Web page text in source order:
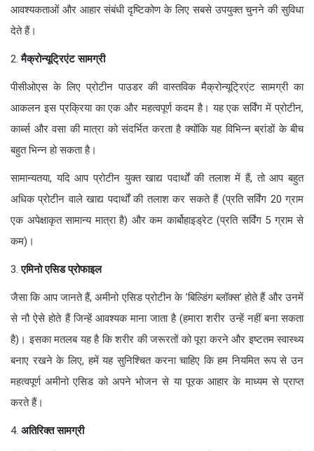
आवश्यकताओं और आहार संबंधी दृष्टिकोण के लिए सबसे उपयुक्त चुनने की सुविधा
देते हैं।
2.मैक्रोन्यूट्रिएंट सामग्री
पीसीओएस के लिए प्रोटीन पाउडर की वास्तविक मैक्रोन्यूट्रिएंट सामग्री का
आकलन इस प्रक्रिया का एक और महत्वपूर्ण कदम है। यह एक सर्विंग में प्रोटीन,
कार्ब्स और वसा की मात्रा को संदर्भित करता है क्योंकि यह विभिन्न ब्रांडों के बीच
बहुत भिन्न हो सकता है।
सामान्यतया, यदि आप प्रोटीन युक्त खाद्य पदार्थों की तलाश में हैं, तो आप बहुत
अधिक प्रोटीन वाले खाद्य पदार्थों की तलाश कर सकते हैं (प्रति सर्विंग 20 ग्राम
एक अपेक्षाकृत सामान्य मात्रा है) और कम कार्बोहाइड्रेट (प्रति सर्विंग 5 ग्राम से
कम)।
3.एमिनो एसिड प्रोफाइल
जैसा कि आप जानते हैं, अमीनो एसिड प्रोटीन के ’बिल्डिंग ब्लॉक्स’ होते हैं और उनमें
से नौ ऐसे होते हैं जिन्हें आवश्यक माना जाता है (हमारा शरीर उन्हें नहीं बना सकता
है)। इसका मतलब यह है कि शरीर की जरूरतों को पूरा करने और इष्टतम स्वास्थ्य
बनाए रखने के लिए, हमें यह सुनिश्चित करना चाहिए कि हम नियमित रूप से उन
महत्वपूर्ण अमीनो एसिड को अपने भोजन से या पूरक आहार के माध्यम से प्राप्त
करते हैं।
4. अतिरिक्त सामग्री